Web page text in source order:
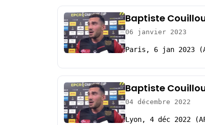
Baptiste
06 janvier 2023
Paris, 6 jan 2023
Baptiste
04 décembre 2022
Lyon, 4 déc 2022